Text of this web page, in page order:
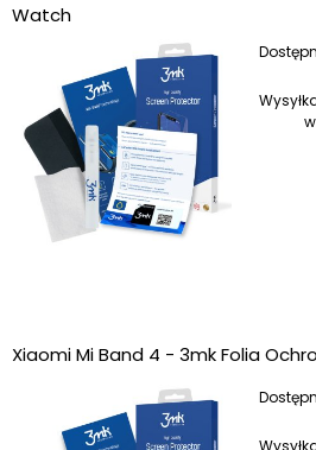
Watch
Xiaomi Mi Band 4 - 3mk Folia